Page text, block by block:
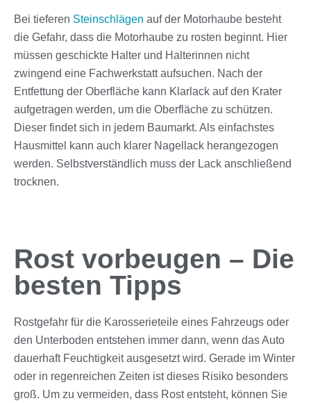
Bei tieferen Steinschlägen auf der Motorhaube besteht
die Gefahr, dass die Motorhaube zu rosten beginnt. Hier
müssen geschickte Halter und Halterinnen nicht
zwingend eine Fachwerkstatt aufsuchen. Nach der
Entfettung der Oberfläche kann Klarlack auf den Krater
aufgetragen werden, um die Oberfläche zu schützen.
Dieser findet sich in jedem Baumarkt. Als einfachstes
Hausmittel kann auch klarer Nagellack herangezogen
werden. Selbstverständlich muss der Lack anschließend
trocknen.
Rost vorbeugen – Die
besten Tipps
Rostgefahr für die Karosserieteile eines Fahrzeugs oder
den Unterboden entstehen immer dann, wenn das Auto
dauerhaft Feuchtigkeit ausgesetzt wird. Gerade im Winter
oder in regenreichen Zeiten ist dieses Risiko besonders
groß. Um zu vermeiden, dass Rost entsteht, können Sie